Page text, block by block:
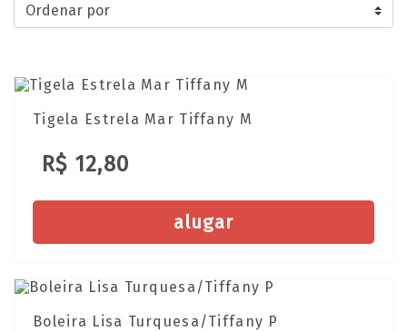
Tigela Estrela Mar Tiffany M
R$ 12,80
alugar
Boleira Lisa Turquesa/Tiffany P